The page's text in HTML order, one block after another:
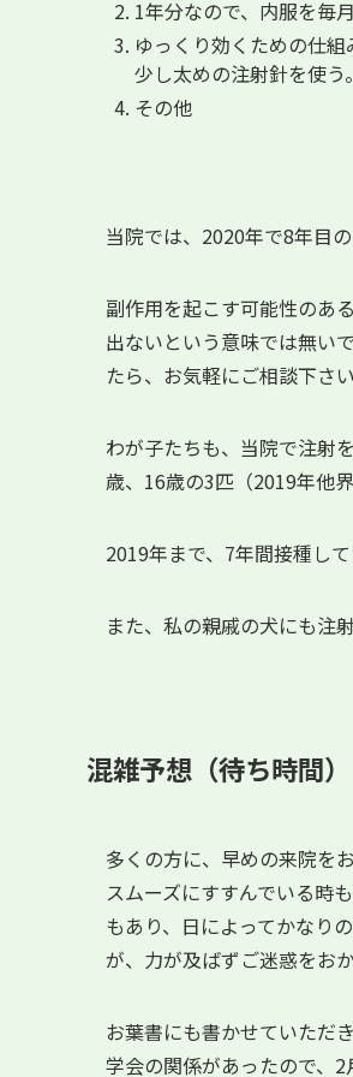
1年分なので、内服を毎
ゆっくり効くための仕
少し太めの注射針を使う。
その他
当院では、2020年で8年目の
副作用を起こす可能性のあ
出ないという意味では無い
たら、お気軽にご相談下さい
わが子たちも、当院で注射
歳、16歳の3匹（2019年他
2019年まで、7年間接種して
また、私の親戚の犬にも注
混雑予想（待ち時間）
多くの方に、早めの来院を
スムーズにすすんでいる時
もあり、日によってかなり
が、力が及ばずご迷惑をお
お葉書にも書かせていただ
学会の関係があったので、